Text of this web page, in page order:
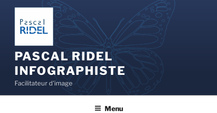
Aller
contenu
PASCAL RIDEL
INFOGRAPHISTE
Facilitateur d'image
Menu